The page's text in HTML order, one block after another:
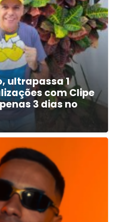
ultrapassa 1
com Clipe
3 dias no